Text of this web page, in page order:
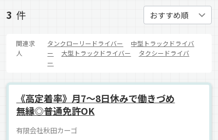
3 件
関連求
人
タンクローリードライバー
中型トラックドライバ
ー
大型トラックドライバー
タクシードライバ
ー
《高定着率》月7～8日休みで働きづめ
無縁◎普通免許OK
有限会社秋田カーゴ